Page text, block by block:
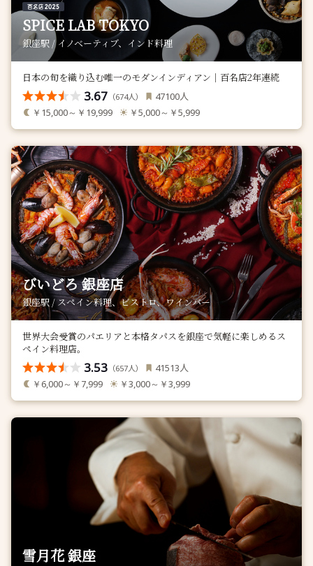
SPICE LAB TOKYO
銀座駅 / イノベーティブ、インド料理
日本の旬を織り込む唯一のモダンインディアン｜百名店2年連続
3.67 （674人） 47100人
￥15,000～￥19,999 ￥5,000～￥5,999
びいどろ 銀座店
銀座駅 / スペイン料理、ビストロ、ワインバー
世界大会受賞のパエリアと本格タパスを銀座で気軽に楽しめるス
ペイン料理店。
3.53 （657人） 41513人
￥6,000～￥7,999 ￥3,000～￥3,999
雪月花 銀座